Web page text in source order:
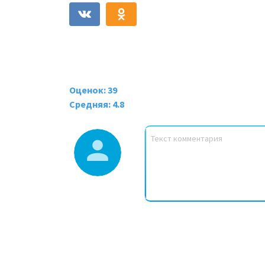
Оценок: 39
Средняя: 4.8